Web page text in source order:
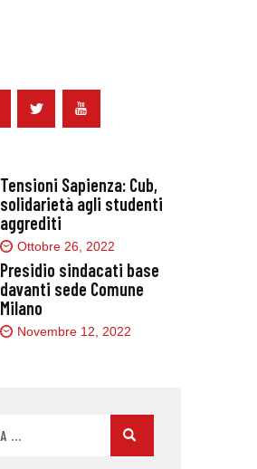
Tensioni Sapienza: Cub,
solidarietà agli studenti
aggrediti
Ottobre 26, 2022
Presidio sindacati base
davanti sede Comune
Milano
Novembre 12, 2022